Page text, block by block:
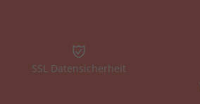
SSL Datensicherheit